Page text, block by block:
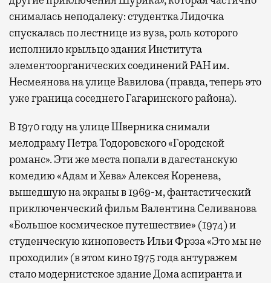
снималась неподалеку: студентка Лидочка
спускалась по лестнице из вуза, роль которого
исполнило крыльцо здания Института
элементоорганических соединений РАН им.
Несмеянова на улице Вавилова (правда, теперь это
уже граница соседнего Гагаринского района).
В 1970 году на улице Шверника снимали
мелодраму Петра Тодоровского «Городской
романс». Эти же места попали в дагестанскую
комедию «Адам и Хева» Алексея Коренева,
вышедшую на экраны в 1969-м, фантастический
приключенческий фильм Валентина Селиванова
«Большое космическое путешествие» (1974) и
студенческую киноповесть Ильи Фрэза «Это мы не
проходили» (в этом кино 1975 года антуражем
стало модернистское здание Дома аспиранта и